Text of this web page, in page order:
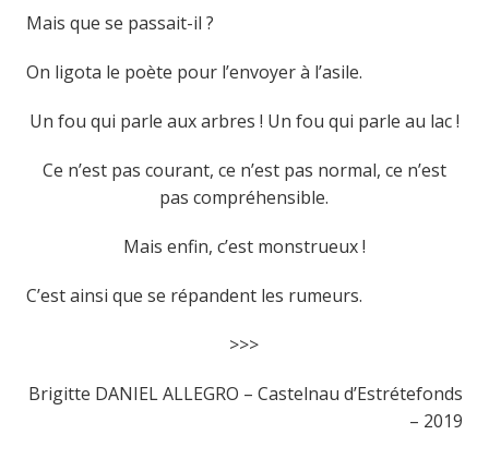
Mais que se passait-il ?
On ligota le poète pour l’envoyer à l’asile.
Un fou qui parle aux arbres ! Un fou qui parle au lac !
Ce n’est pas courant, ce n’est pas normal, ce n’est
pas compréhensible.
Mais enfin, c’est monstrueux !
C’est ainsi que se répandent les rumeurs.
>>>
Brigitte DANIEL ALLEGRO – Castelnau d’Estrétefonds
– 2019